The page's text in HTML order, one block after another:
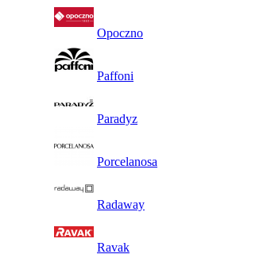
Opoczno
Paffoni
Paradyz
Porcelanosa
Radaway
Ravak